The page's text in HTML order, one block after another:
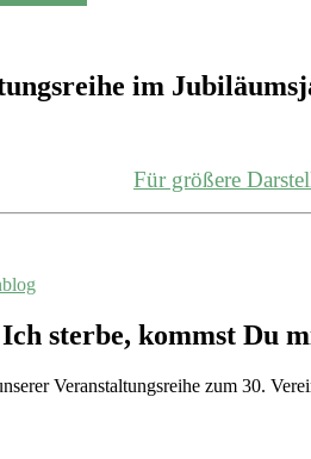
im
Für größere
sterbe, kommst Du
Veranstaltungsreihe zum 30.